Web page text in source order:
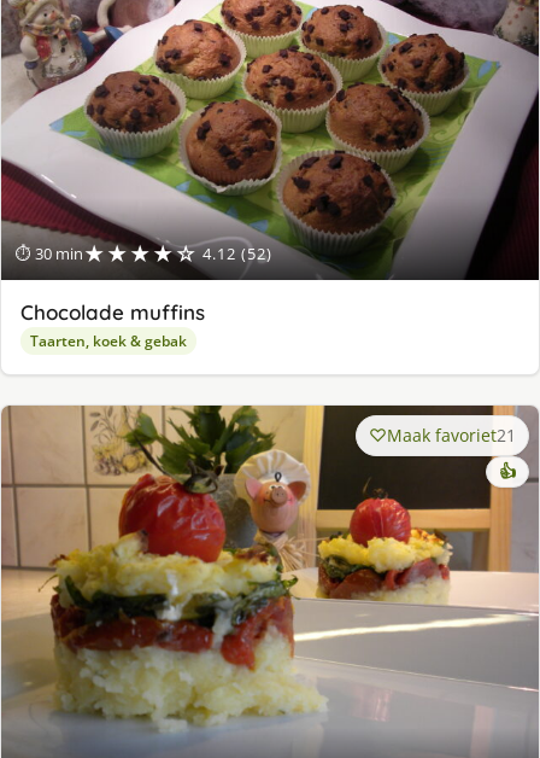
⏱ 30 min★★★★☆ 4.12 (52)
Chocolade muffins
Taarten, koek & gebak
Maak favoriet21
👍